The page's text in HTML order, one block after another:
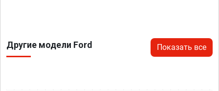
Другие модели Ford Показать все